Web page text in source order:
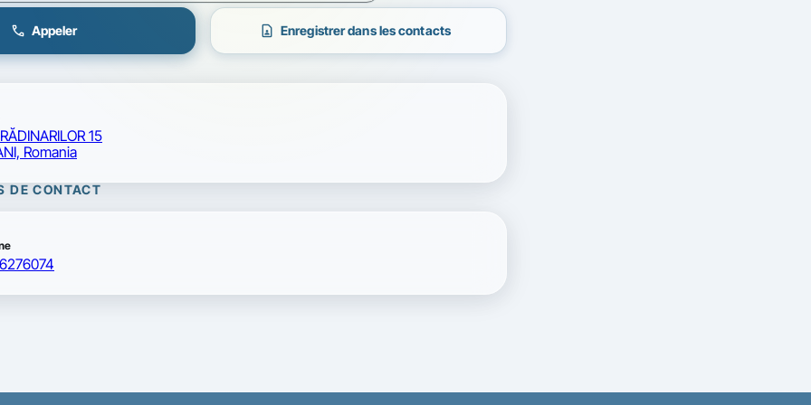
call Appeler contact_page Enregistrer dans les contacts
15
Romania
DE CONTACT